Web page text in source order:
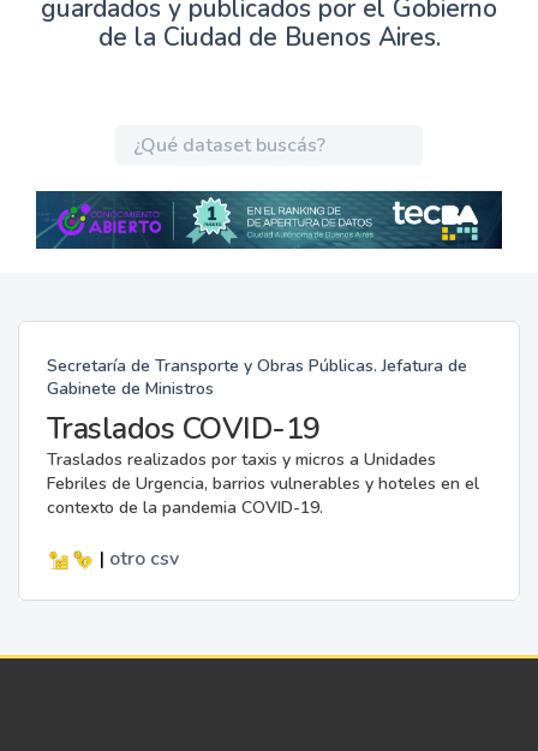
guardados y publicados por el Gobierno
de la Ciudad de Buenos Aires.
Secretaría de Transporte y Obras Públicas. Jefatura de
Gabinete de Ministros
Traslados COVID-19
Traslados realizados por taxis y micros a Unidades
Febriles de Urgencia, barrios vulnerables y hoteles en el
contexto de la pandemia COVID-19.
| otro csv